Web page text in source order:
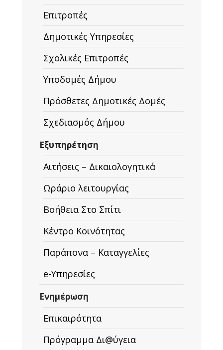
Επιτροπές
Δημοτικές Υπηρεσίες
Σχολικές Επιτροπές
Υποδομές Δήμου
Πρόσθετες Δημοτικές Δομές
Σχεδιασμός Δήμου
Εξυπηρέτηση
Αιτήσεις – Δικαιολογητικά
Ωράριο λειτουργίας
Βοήθεια Στο Σπίτι
Κέντρο Κοινότητας
Παράπονα – Καταγγελίες
e-Υπηρεσίες
Ενημέρωση
Επικαιρότητα
Πρόγραμμα Δι@ύγεια